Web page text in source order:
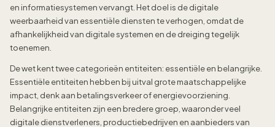
en informatiesystemen vervangt. Het doel is de digitale
weerbaarheid van essentiële diensten te verhogen, omdat de
afhankelijkheid van digitale systemen en de dreiging tegelijk
toenemen.
De wet kent twee categorieën entiteiten: essentiële en belangrijke.
Essentiële entiteiten hebben bij uitval grote maatschappelijke
impact, denk aan betalingsverkeer of energievoorziening.
Belangrijke entiteiten zijn een bredere groep, waaronder veel
digitale dienstverleners, productiebedrijven en aanbieders van